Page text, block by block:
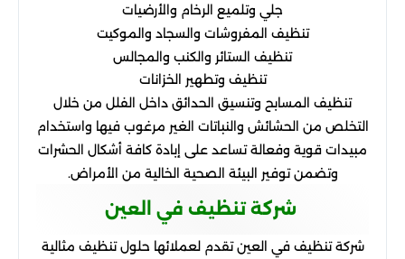
جلي وتلميع الرخام والأرضيات
تنظيف المفروشات والسجاد والموكيت
تنظيف الستائر والكنب والمجالس
تنظيف وتطهير الخزانات
تنظيف المسابح وتنسيق الحدائق داخل الفلل من خلال
التخلص من الحشائش والنباتات الغير مرغوب فيها واستخدام
مبيدات قوية وفعالة تساعد على إبادة كافة أشكال الحشرات
وتضمن توفير البيئة الصحية الخالية من الأمراض.
شركة تنظيف في العين
شركة تنظيف في العين تقدم لعملائها حلول تنظيف مثالية